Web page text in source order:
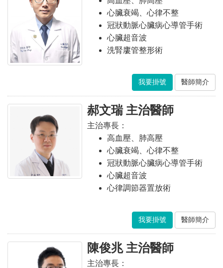
心臟衰竭、心律不整
冠狀動脈心臟病心導管手術
心臟超音波
洗腎廔管整形術
我要掛號 醫師簡介
郝文瑞 主治醫師
主治專長：
高血壓、肺高壓
心臟衰竭、心律不整
冠狀動脈心臟病心導管手術
心臟超音波
心律調節器置放術
我要掛號 醫師簡介
陳俊兆 主治醫師
主治專長：